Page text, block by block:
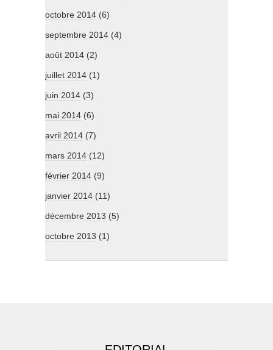
octobre 2014 (6)
septembre 2014 (4)
août 2014 (2)
juillet 2014 (1)
juin 2014 (3)
mai 2014 (6)
avril 2014 (7)
mars 2014 (12)
février 2014 (9)
janvier 2014 (11)
décembre 2013 (5)
octobre 2013 (1)